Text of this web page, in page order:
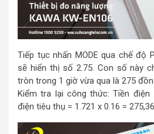
Tiếp tục nhấn MODE qua chế độ
sẽ hiển thị số 2.75. Con số này
tròn trong 1 giờ vừa qua là 275
Kiểm tra lại công thức: Tiền điện
điện tiêu thụ = 1.721 x 0.16 =